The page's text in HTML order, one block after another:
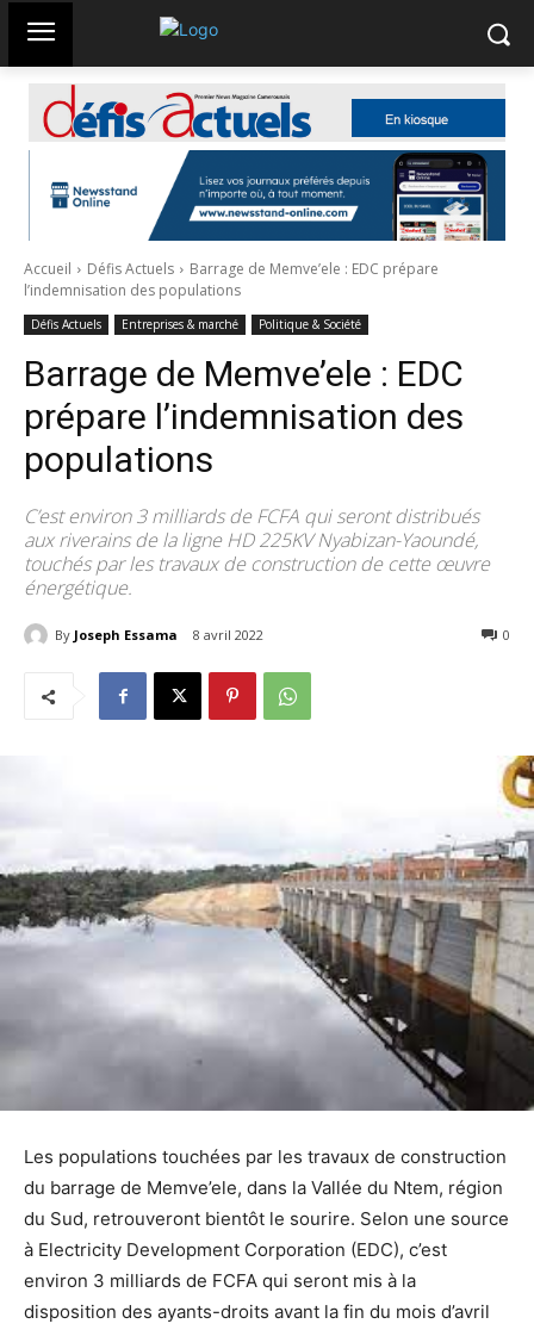
Accueil Défis Actuels
Barrage de Memve’ele : EDC prépare
l’indemnisation des populations
Défis Actuels Entreprises & marché Politique & Société
Barrage de Memve’ele : EDC
prépare l’indemnisation des
populations
C’est environ 3 milliards de FCFA qui seront distribués
aux riverains de la ligne HD 225KV Nyabizan-Yaoundé,
touchés par les travaux de construction de cette œuvre
énergétique.
By Joseph Essama 8 avril 2022 0
Les populations touchées par les travaux de construction
du barrage de Memve’ele, dans la Vallée du Ntem, région
du Sud, retrouveront bientôt le sourire. Selon une source
à Electricity Development Corporation (EDC), c’est
environ 3 milliards de FCFA qui seront mis à la
disposition des ayants-droits avant la fin du mois d’avril